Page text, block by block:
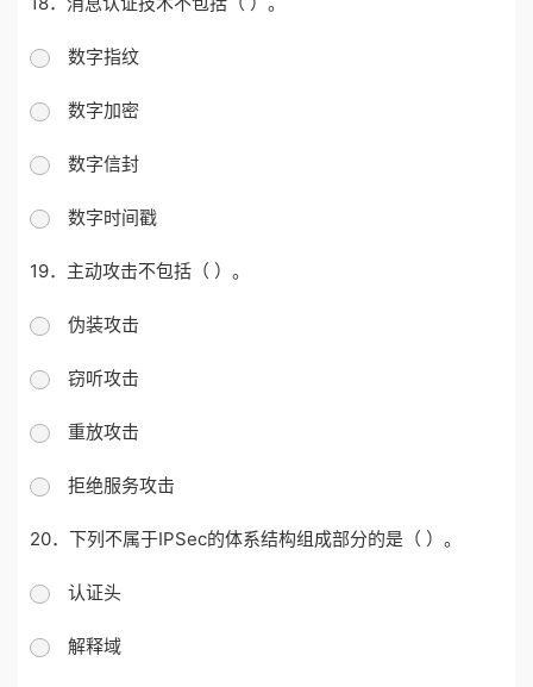
数字指纹
数字加密
数字信封
数字时间戳
19．主动攻击不包括（ ）。
伪装攻击
窃听攻击
重放攻击
拒绝服务攻击
20．下列不属于IPSec的体系结构组成部分的是（ ）。
认证头
解释域